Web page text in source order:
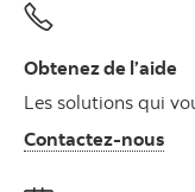
Obtenez de l’aide
Les solutions qui
Contactez-nous